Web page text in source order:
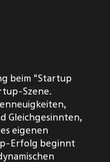
beim "Startup
Szene.
Gleichgesinnten,
eigenen
Erfolg beginnt